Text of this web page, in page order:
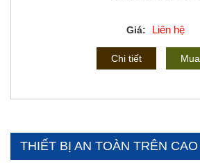
Giá: Liên hệ
Chi tiết Mua
THIẾT BỊ AN TOÀN TRÊN CAO